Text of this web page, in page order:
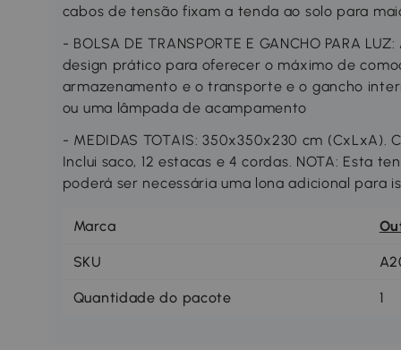
cabos de tensão fixam a tenda ao solo para
- BOLSA DE TRANSPORTE E GANCHO PARA
design prático para oferecer o máximo de
armazenamento e o transporte e o gancho
ou uma lâmpada de acampamento
- MEDIDAS TOTAIS: 350x350x230 cm (CxLxA).
Inclui saco, 12 estacas e 4 cordas. NOTA: Esta
poderá ser necessária uma lona adicional para
Marca
SKU
Quantidade do pacote 1